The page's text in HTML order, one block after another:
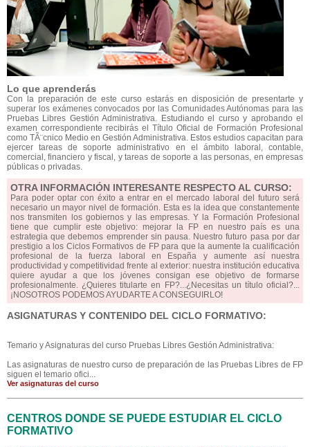
Lo que aprenderás
Con la preparación de este curso estarás en disposición de presentarte y
superar los exámenes convocados por las Comunidades Autónomas para las
Pruebas Libres Gestión Administrativa. Estudiando el curso y aprobando el
examen correspondiente recibirás el Título Oficial de Formación Profesional
como TÃ¨cnico Medio en Gestión Administrativa. Estos estudios capacitan para
ejercer tareas de soporte administrativo en el ámbito laboral, contable,
comercial, financiero y fiscal, y tareas de soporte a las personas, en empresas
públicas o privadas.
OTRA INFORMACIÓN INTERESANTE RESPECTO AL CURSO:
Para poder optar con éxito a entrar en el mercado laboral del futuro será
necesario un mayor nivel de formación. Esta es la idea que constantemente
nos transmiten los gobiernos y las empresas. Y la Formación Profesional
tiene que cumplir este objetivo: mejorar la FP en nuestro país es una
estrategia que debemos emprender sin pausa. Nuestro futuro pasa por dar
prestigio a los Ciclos Formativos de FP para que la aumente la cualificación
profesional de la fuerza laboral en España y aumente así nuestra
productividad y competitividad frente al exterior: nuestra institución educativa
quiere ayudar a que los jóvenes consigan ese objetivo de formarse
profesionalmente. ¿Quieres titularte en FP?...¿Necesitas un título oficial?...
¡NOSOTROS PODEMOS AYUDARTE A CONSEGUIRLO!
ASIGNATURAS Y CONTENIDO DEL CICLO FORMATIVO:
Temario y Asignaturas del curso Pruebas Libres Gestión Administrativa:
Las asignaturas de nuestro curso de preparación de las Pruebas Libres de FP
siguen el temario ofici...
Ver asignaturas del curso
CENTROS DONDE SE PUEDE ESTUDIAR EL CICLO
FORMATIVO